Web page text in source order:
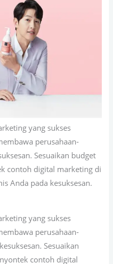
yang sukses
perusahaan-
Sesuaikan budget
contoh digital marketing di
Anda pada kesuksesan.
yang sukses
perusahaan-
Sesuaikan
contoh digital